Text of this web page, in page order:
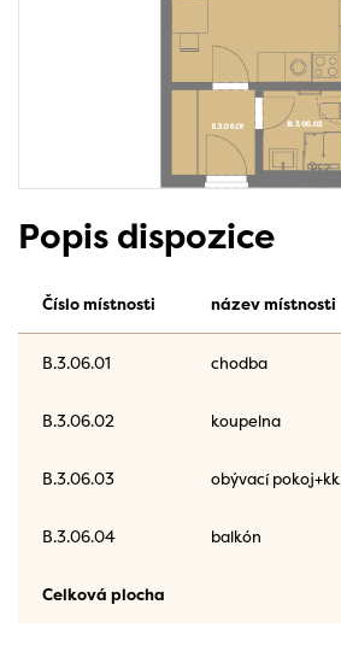
Popis dispozice
Číslo místnosti název místnosti
B.3.06.01 chodba
B.3.06.02 koupelna
B.3.06.03 obývací pokoj+kk
B.3.06.04 balkón
Celková plocha